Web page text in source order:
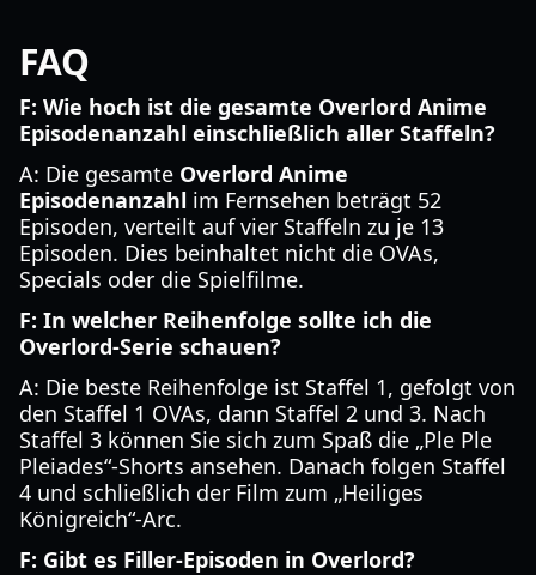
FAQ
F: Wie hoch ist die gesamte Overlord Anime
Episodenanzahl einschließlich aller Staffeln?
A: Die gesamte Overlord Anime
Episodenanzahl im Fernsehen beträgt 52
Episoden, verteilt auf vier Staffeln zu je 13
Episoden. Dies beinhaltet nicht die OVAs,
Specials oder die Spielfilme.
F: In welcher Reihenfolge sollte ich die
Overlord-Serie schauen?
A: Die beste Reihenfolge ist Staffel 1, gefolgt von
den Staffel 1 OVAs, dann Staffel 2 und 3. Nach
Staffel 3 können Sie sich zum Spaß die „Ple Ple
Pleiades“-Shorts ansehen. Danach folgen Staffel
4 und schließlich der Film zum „Heiliges
Königreich“-Arc.
F: Gibt es Filler-Episoden in Overlord?